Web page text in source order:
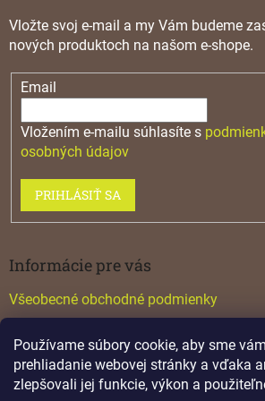
Používame súbory cookie, aby sme
prehliadanie webovej stránky a vďaka
zlepšovali jej funkcie, výkon a
Vložte svoj e-mail a my Vám budeme
nových produktoch na našom e-shope.
Email
Vložením e-mailu súhlasíte s
osobných údajov
PRIHLÁSIŤ SA
Informácie pre vás
Všeobecné obchodné podmienky
Katalógy